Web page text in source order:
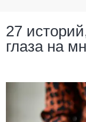
27
глаза на